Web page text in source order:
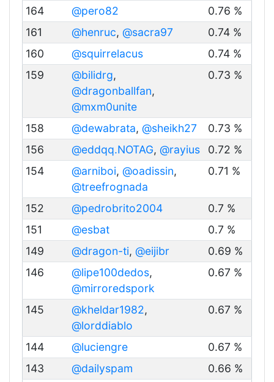
164
@pero82
0.76 %
161
@henruc, @sacra97
0.74 %
160
@squirrelacus
0.74 %
159
@bilidrg,
@dragonballfan,
@mxm0unite
0.73 %
158 @dewabrata, @sheikh27
0.73 %
156
@eddqq.NOTAG, @rayius
0.72 %
154
@arniboi, @oadissin,
@treefrognada
0.71 %
152 @pedrobrito2004
0.7 %
151
@esbat
0.7 %
149
@dragon-ti, @eijibr
0.69 %
146
@lipe100dedos,
@mirroredspork
0.67 %
145 @kheldar1982,
@lorddiablo
0.67 %
144 @luciengre
0.67 %
143
@dailyspam
0.66 %